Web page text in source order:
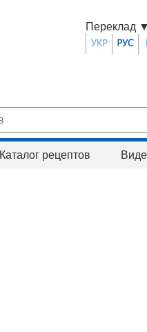
Переклад ▼
Каталог рецептов